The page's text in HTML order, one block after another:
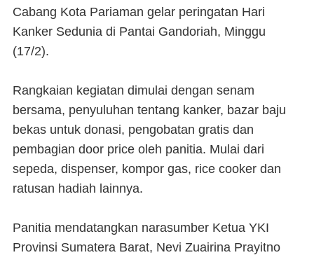
Cabang Kota Pariaman gelar peringatan Hari
Kanker Sedunia di Pantai Gandoriah, Minggu
(17/2).
Rangkaian kegiatan dimulai dengan senam
bersama, penyuluhan tentang kanker, bazar baju
bekas untuk donasi, pengobatan gratis dan
pembagian door price oleh panitia. Mulai dari
sepeda, dispenser, kompor gas, rice cooker dan
ratusan hadiah lainnya.
Panitia mendatangkan narasumber Ketua YKI
Provinsi Sumatera Barat, Nevi Zuairina Prayitno